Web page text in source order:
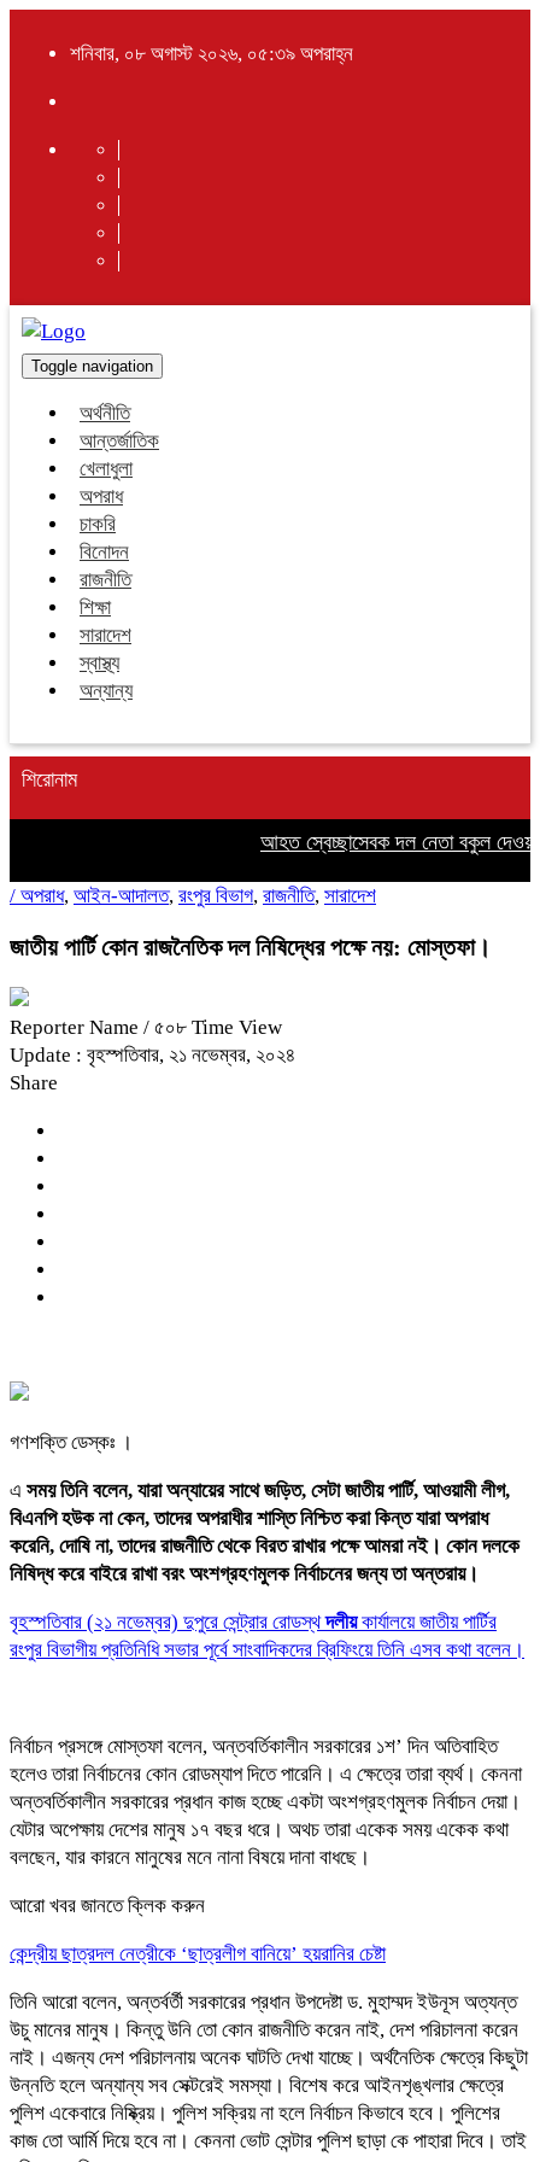
শনিবার, ০৮ অগাস্ট ২০২৬, ০৫:৩৯ অপরাহ্ন
Toggle navigation
অর্থনীতি
আন্তর্জাতিক
খেলাধুলা
অপরাধ
চাকরি
বিনোদন
রাজনীতি
শিক্ষা
সারাদেশ
স্বাস্থ্য
অন্যান্য
শিরোনাম
আহত স্বেচ্ছাসেবক দল নেতা বকুল
/ অপরাধ, আইন-আদালত, রংপুর বিভাগ, রাজনীতি, সারাদেশ
জাতীয় পার্টি কোন রাজনৈতিক দল নিষিদ্ধের পক্ষে নয়: মোস্তফা।
Reporter Name / ৫০৮ Time View
Update : বৃহস্পতিবার, ২১ নভেম্বর, ২০২৪
Share
গণশক্তি ডেস্কঃ ।
এ সময় তিনি বলেন, যারা অন্যায়ের সাথে জড়িত, সেটা জাতীয় পার্টি, আওয়ামী লীগ,
বিএনপি হউক না কেন, তাদের অপরাধীর শাস্তি নিশ্চিত করা কিন্ত যারা অপরাধ
করেনি, দোষি না, তাদের রাজনীতি থেকে বিরত রাখার পক্ষে আমরা নই। কোন দলকে
নিষিদ্ধ করে বাইরে রাখা বরং অংশগ্রহণমুলক নির্বাচনের জন্য তা অন্তরায়।
বৃহস্পতিবার (২১ নভেম্বর) দুপুরে সেন্ট্রার রোডস্থদলীয়কার্যালয়ে জাতীয় পার্টির
রংপুর বিভাগীয় প্রতিনিধি সভার পূর্বে সাংবাদিকদের ব্রিফিংয়ে তিনি এসব কথা বলেন।
নির্বাচন প্রসঙ্গে মোস্তফা বলেন, অন্তবর্তিকালীন সরকারের ১শ’ দিন অতিবাহিত
হলেও তারা নির্বাচনের কোন রোডম্যাপ দিতে পারেনি। এ ক্ষেত্রে তারা ব্যর্থ। কেননা
অন্তবর্তিকালীন সরকারের প্রধান কাজ হচ্ছে একটা অংশগ্রহণমুলক নির্বাচন দেয়া।
যেটার অপেক্ষায় দেশের মানুষ ১৭ বছর ধরে। অথচ তারা একেক সময় একেক কথা
বলছেন, যার কারনে মানুষের মনে নানা বিষয়ে দানা বাধছে।
আরো খবর জানতে ক্লিক করুন
কেন্দ্রীয় ছাত্রদল নেত্রীকে ‘ছাত্রলীগ বানিয়ে’ হয়রানির চেষ্টা
তিনি আরো বলেন, অন্তর্বর্তী সরকারের প্রধান উপদেষ্টা ড. মুহাম্মদ ইউনূস অত্যন্ত
উচু মানের মানুষ। কিন্তু উনি তো কোন রাজনীতি করেন নাই, দেশ পরিচালনা করেন
নাই। এজন্য দেশ পরিচালনায় অনেক ঘাটতি দেখা যাচ্ছে। অর্থনৈতিক ক্ষেত্রে কিছুটা
উন্নতি হলে অন্যান্য সব সেক্টরেই সমস্যা। বিশেষ করে আইনশৃঙ্খলার ক্ষেত্রে
পুলিশ একেবারে নিষ্ক্রিয়। পুলিশ সক্রিয় না হলে নির্বাচন কিভাবে হবে। পুলিশের
কাজ তো আর্মি দিয়ে হবে না। কেননা ভোট সেন্টার পুলিশ ছাড়া কে পাহারা দিবে। তাই